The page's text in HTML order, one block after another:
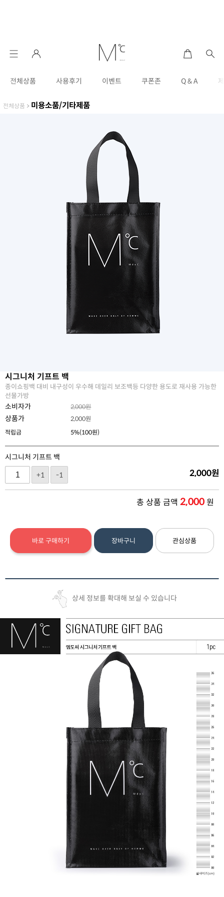
전체상품 사용후기 이벤트 쿠폰존 Q & A
전체상품 > 미용소품/기타제품
시그니처 기프트 백
종이쇼핑백 대비 내구성이 우수해 데일리 보조백등 다양한 용도로 재사용 가능한
선물가방
소비자가 2,000원
상품가 2,000원
적립금
5%(100원)
시그니처 기프트 백
+1
-1 2,000원
총 상품 금액 2,000원
바로 구매하기 장바구니 관심상품
상세 정보를 확대해 보실 수 있습니다